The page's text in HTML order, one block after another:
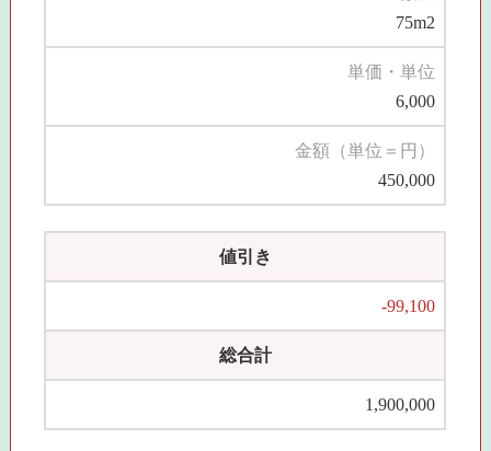
75m2
単価・単位
6,000
金額（単位＝円）
450,000
値引き
-99,100
総合計
1,900,000